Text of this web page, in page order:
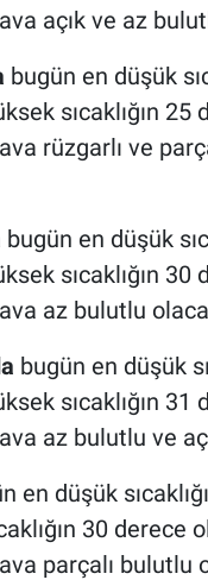
açık ve az
bugün en düşük
sıcaklığın 25
rüzgarlı ve
bugün en düşük
sıcaklığın 30
az bulutlu
bugün en düşük
sıcaklığın 31
az bulutlu ve
en düşük
30 derece
parçalı bulutlu